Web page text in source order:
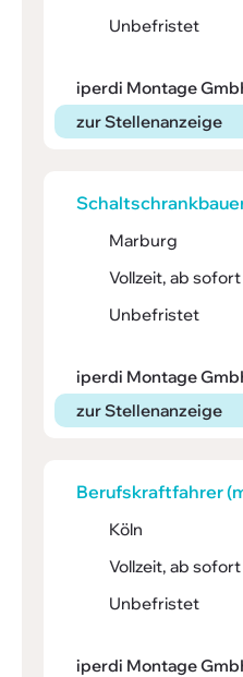
Unbefristet
iperdi Montage
zur Stellenanzeige
Marburg
Vollzeit, ab sofort
Unbefristet
iperdi Montage
zur Stellenanzeige
Berufs­kraft­fahrer
Köln
Vollzeit, ab sofort
Unbefristet
iperdi Montage